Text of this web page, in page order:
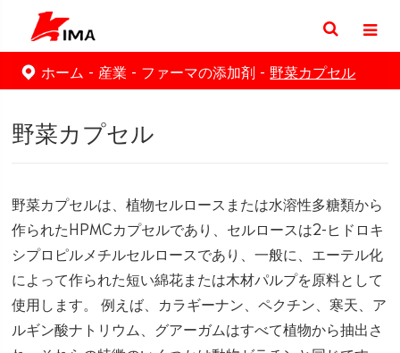
ホーム 産業 ファーマの添加剤 野菜カプセル
野菜カプセル
野菜カプセルは、植物セルロースまたは水溶性多糖類から
作られたHPMCカプセルであり、セルロースは2-ヒドロキ
シプロピルメチルセルロースであり、一般に、エーテル化
によって作られた短い綿花または木材パルプを原料として
使用します。 例えば、カラギーナン、ペクチン、寒天、ア
ルギン酸ナトリウム、グアーガムはすべて植物から抽出さ